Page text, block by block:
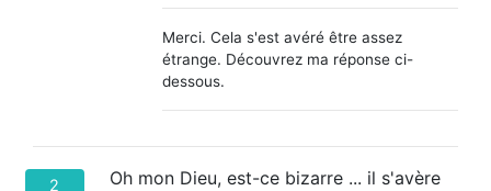
Merci. Cela s'est avéré être assez
étrange. Découvrez ma réponse ci-
dessous.
2 Oh mon Dieu, est-ce bizarre ... il s'avère